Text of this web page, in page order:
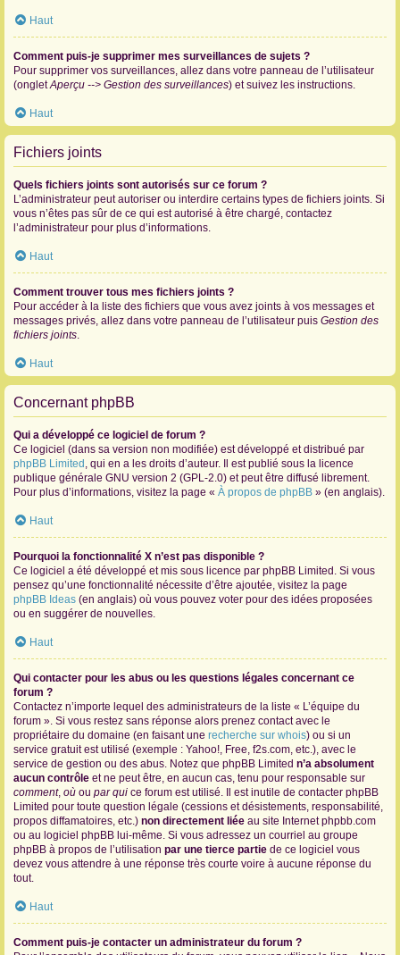
Haut
Comment puis-je supprimer mes surveillances de sujets ?
Pour supprimer vos surveillances, allez dans votre panneau de l’utilisateur
(ongletAperçu --> Gestion des surveillances) et suivez les instructions.
Haut
Fichiers joints
Quels fichiers joints sont autorisés sur ce forum ?
L’administrateur peut autoriser ou interdire certains types de fichiers joints. Si
vous n’êtes pas sûr de ce qui est autorisé à être chargé, contactez
l’administrateur pour plus d’informations.
Haut
Comment trouver tous mes fichiers joints ?
Pour accéder à la liste des fichiers que vous avez joints à vos messages et
messages privés, allez dans votre panneau de l’utilisateur puis Gestion des
fichiers joints.
Haut
Concernant phpBB
Qui a développé ce logiciel de forum ?
Ce logiciel (dans sa version non modifiée) est développé et distribué par
phpBB Limited , qui en a les droits d’auteur. Il est publié sous la licence
publique générale GNU version 2 (GPL-2.0) et peut être diffusé librement.
Pour plus d’informations, visitez la page « À propos de phpBB » (en anglais).
Haut
Pourquoi la fonctionnalité X n’est pas disponible ?
Ce logiciel a été développé et mis sous licence par phpBB Limited. Si vous
pensez qu’une fonctionnalité nécessite d’être ajoutée, visitez la page
phpBB Ideas (en anglais) où vous pouvez voter pour des idées proposées
ou en suggérer de nouvelles.
Haut
Qui contacter pour les abus ou les questions légales concernant ce
forum ?
Contactez n’importe lequel des administrateurs de la liste « L’équipe du
forum ». Si vous restez sans réponse alors prenez contact avec le
propriétaire du domaine (en faisant une recherche sur whois) ou si un
service gratuit est utilisé (exemple : Yahoo!, Free, f2s.com, etc.), avec le
service de gestion ou des abus. Notez que phpBB Limited n’a absolument
aucun contrôle et ne peut être, en aucun cas, tenu pour responsable sur
comment, où ou par qui ce forum est utilisé. Il est inutile de contacter phpBB
Limited pour toute question légale (cessions et désistements, responsabilité,
propos diffamatoires, etc.) non directement liée au site Internet phpbb.com
ou au logiciel phpBB lui-même. Si vous adressez un courriel au groupe
phpBB à propos de l’utilisation par une tierce partie de ce logiciel vous
devez vous attendre à une réponse très courte voire à aucune réponse du
tout.
Haut
Comment puis-je contacter un administrateur du forum ?